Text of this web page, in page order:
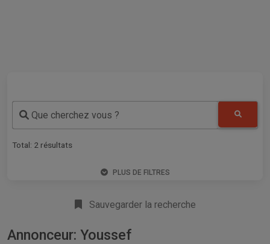
Que cherchez vous ?
Total: 2 résultats
PLUS DE FILTRES
Sauvegarder la recherche
Annonceur: Youssef